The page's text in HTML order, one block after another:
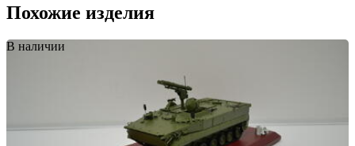
Похожие изделия
В наличии